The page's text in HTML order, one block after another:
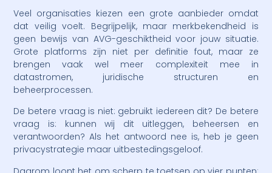
Veel organisaties kiezen een grote aanbieder omdat
dat veilig voelt. Begrijpelijk, maar merkbekendheid is
geen bewijs van AVG-geschiktheid voor jouw situatie.
Grote platforms zijn niet per definitie fout, maar ze
brengen vaak wel meer complexiteit mee in
datastromen, juridische structuren en
beheerprocessen.
De betere vraag is niet: gebruikt iedereen dit? De betere
vraag is: kunnen wij dit uitleggen, beheersen en
verantwoorden? Als het antwoord nee is, heb je geen
privacystrategie maar uitbestedingsgeloof.